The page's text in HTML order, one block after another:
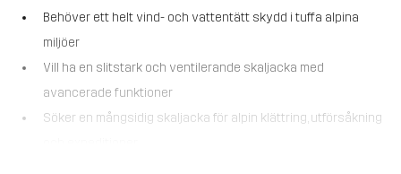
Behöver ett helt vind- och vattentätt skydd i tuffa alpina
miljöer
Vill ha en slitstark och ventilerande skaljacka med
avancerade funktioner
Söker en mångsidig skaljacka för alpin klättring, utförsåkning